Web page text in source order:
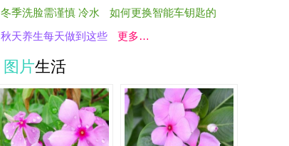
冬季洗脸需谨慎 冷水
如何更换智能车钥匙的
秋天养生每天做到这些
更多…
图片生活